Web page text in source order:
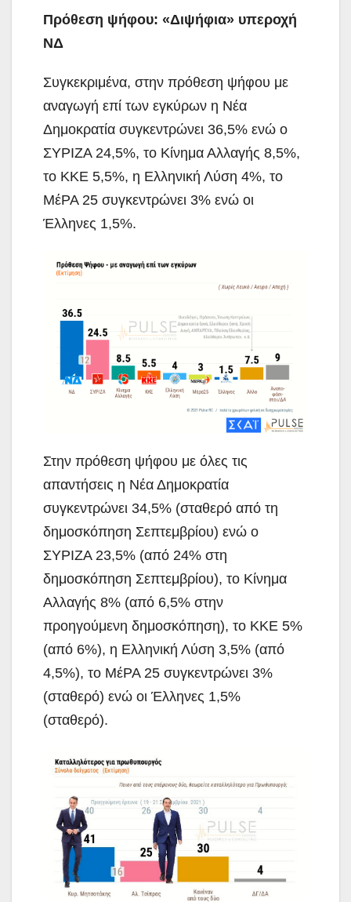
Πρόθεση ψήφου: «Διψήφια» υπεροχή
ΝΔ
Συγκεκριμένα, στην πρόθεση ψήφου με
αναγωγή επί των εγκύρων η Νέα
Δημοκρατία συγκεντρώνει 36,5% ενώ ο
ΣΥΡΙΖΑ 24,5%, το Κίνημα Αλλαγής 8,5%,
το ΚΚΕ 5,5%, η Ελληνική Λύση 4%, το
ΜέΡΑ 25 συγκεντρώνει 3% ενώ οι
Έλληνες 1,5%.
Στην πρόθεση ψήφου με όλες τις
απαντήσεις η Νέα Δημοκρατία
συγκεντρώνει 34,5% (σταθερό από τη
δημοσκόπηση Σεπτεμβρίου) ενώ ο
ΣΥΡΙΖΑ 23,5% (από 24% στη
δημοσκόπηση Σεπτεμβρίου), το Κίνημα
Αλλαγής 8% (από 6,5% στην
προηγούμενη δημοσκόπηση), το ΚΚΕ 5%
(από 6%), η Ελληνική Λύση 3,5% (από
4,5%), το ΜέΡΑ 25 συγκεντρώνει 3%
(σταθερό) ενώ οι Έλληνες 1,5%
(σταθερό).